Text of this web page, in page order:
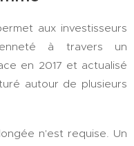
aux investisseurs
à travers un
en 2017 et actualisé
autour de plusieurs
n'est requise. Un